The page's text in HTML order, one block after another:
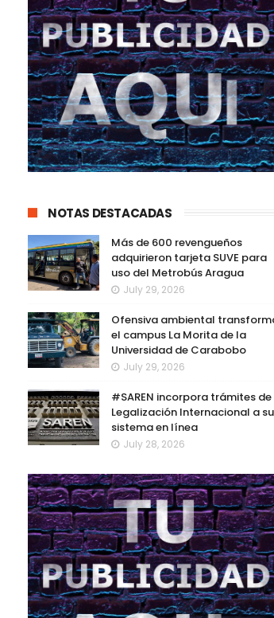
NOTAS DESTACADAS
Más de 600 revengueños
adquirieron tarjeta SUVE para
uso del Metrobús Aragua
July 29, 2026
Ofensiva ambiental
el campus La Morita de la
Universidad de Carabobo
July 29, 2026
#SAREN incorpora trámites de
Legalización Internacional a su
sistema en línea
July 28, 2026